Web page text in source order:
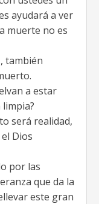
ayudará a ver
muerte no es
también
a estar
será realidad,
Dios
por las
que da la
este gran